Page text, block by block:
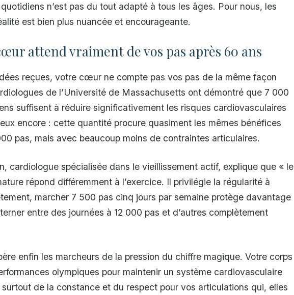
n’est pas du tout adapté à tous les âges. Pour nous, les
est bien plus nuancée et encourageante.
attend vraiment de vos pas après 60 ans
reçues, votre cœur ne compte pas vos pas de la même façon
de l’Université de Massachusetts ont démontré que 7 000
suffisent à réduire significativement les risques cardiovasculaires
encore : cette quantité procure quasiment les mêmes bénéfices
pas, mais avec beaucoup moins de contraintes articulaires.
cardiologue spécialisée dans le vieillissement actif, explique que « le
répond différemment à l’exercice. Il privilégie la régularité à
marcher 7 500 pas cinq jours par semaine protège davantage
entre des journées à 12 000 pas et d’autres complètement
enfin les marcheurs de la pression du chiffre magique. Votre corps
olympiques pour maintenir un système cardiovasculaire
de la constance et du respect pour vos articulations qui, elles